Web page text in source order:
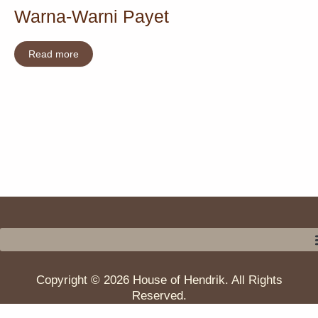
Warna-Warni Payet
Read more
Copyright © 2026 House of Hendrik. All Rights
Reserved.